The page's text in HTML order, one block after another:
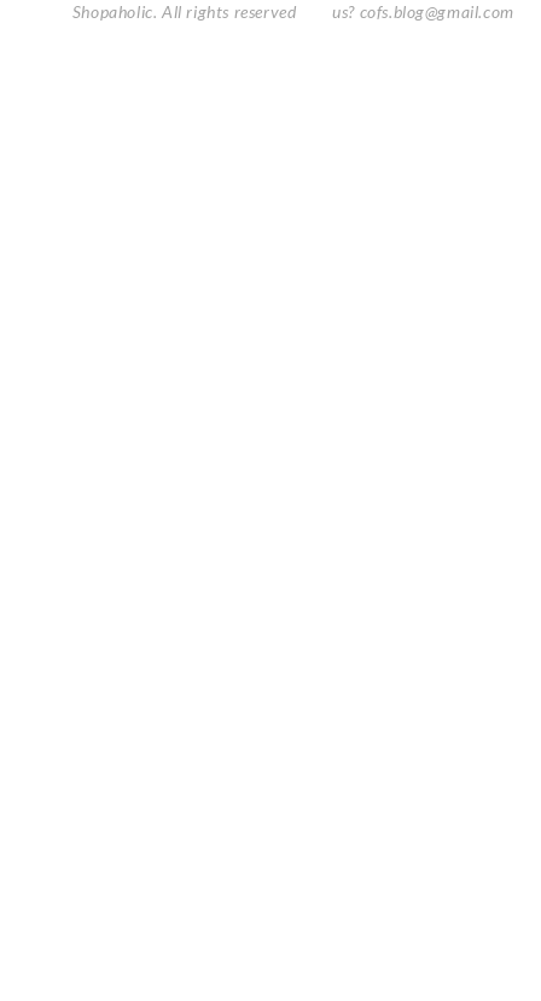
Shopaholic. All rights reserved us? cofs.blog@gmail.com